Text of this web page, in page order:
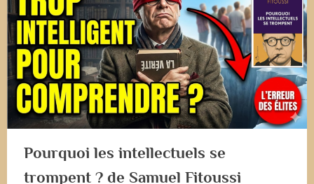
Pourquoi les intellectuels se
trompent ? de Samuel Fitoussi